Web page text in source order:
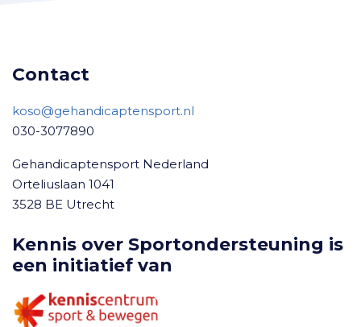
Contact
koso@gehandicaptensport.nl
030-3077890
Gehandicaptensport Nederland
Orteliuslaan 1041
3528 BE Utrecht
Kennis over Sportondersteuning is
een initiatief van